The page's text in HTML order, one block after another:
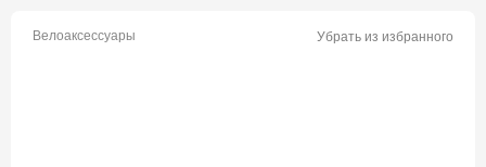
Велоаксессуары Убрать из избранного